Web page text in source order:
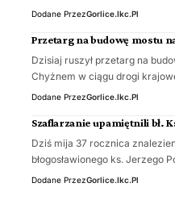
Dodane PrzezGorlice.ikc.pl
Przetarg na budowę mostu
Dzisiaj ruszył przetarg na
Chyżnem w ciągu drogi
Dodane PrzezGorlice.ikc.pl
Szaflarzanie upamiętnili bł.
Dziś mija 37 rocznica
błogosławionego ks. Jerzego
Dodane PrzezGorlice.ikc.pl